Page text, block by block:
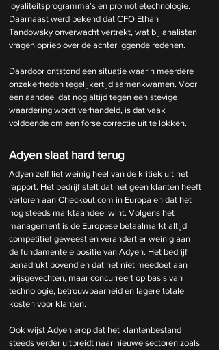
loyaliteitsprogramma's en promotietechnologie.
Daarnaast werd bekend dat CFO Ethan
Tandowsky onverwacht vertrekt, wat bij analisten
vragen opriep over de achterliggende redenen.
Daardoor ontstond een situatie waarin meerdere
onzekerheden tegelijkertijd samenkwamen. Voor
een aandeel dat nog altijd tegen een stevige
waardering wordt verhandeld, is dat vaak
voldoende om een forse correctie uit te lokken.
Adyen slaat hard terug
Adyen zelf liet weinig heel van de kritiek uit het
rapport. Het bedrijf stelt dat het geen klanten heeft
verloren aan Checkout.com in Europa en dat het
nog steeds marktaandeel wint. Volgens het
management is de Europese betaalmarkt altijd
competitief geweest en verandert er weinig aan
de fundamentele positie van Adyen. Het bedrijf
benadrukt bovendien dat het niet meedoet aan
prijsgevechten, maar concurreert op basis van
technologie, betrouwbaarheid en lagere totale
kosten voor klanten.
Ook wijst Adyen erop dat het klantenbestand
steeds verder uitbreidt naar nieuwe sectoren zoals